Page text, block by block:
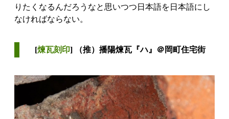
りたくなるんだろうなと思いつつ日本語を日本語にし
なければならない。
[煉瓦刻印] （推）播陽煉瓦『ハ』＠岡町住宅街